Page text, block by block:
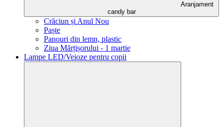
Aranjament
candy bar
Crăciun și Anul Nou
Paște
Panouri din lemn, plastic
Ziua Mărțișorului - 1 martie
Lampe LED/Veioze pentru copii